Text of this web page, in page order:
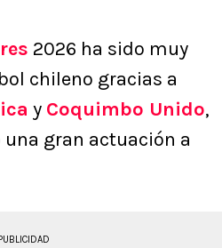
2026 ha sido muy
chileno gracias a
y Coquimbo Unido,
gran actuación a
PUBLICIDAD